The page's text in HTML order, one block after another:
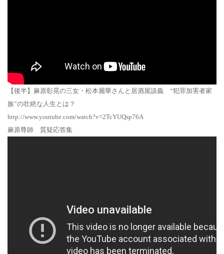
【後半】麻原彰晃の三女・松本麗華さんと居酒屋談義 “犯罪加害者家
族”の壮絶な人生とは？
http://www.youtube.com/watch?v=2TcYUQsp76A
麻原尊師 質疑応答集